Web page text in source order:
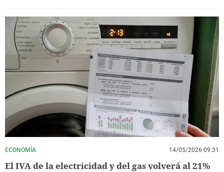
ECONOMÍA 14/05/2026 09:31
El IVA de la electricidad y del gas volverá al 21%